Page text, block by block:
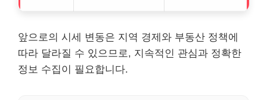
앞으로의 시세 변동은 지역 경제와 부동산 정책에
따라 달라질 수 있으므로, 지속적인 관심과 정확한
정보 수집이 필요합니다.